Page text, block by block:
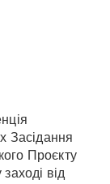
Засідання
Проєкту
від